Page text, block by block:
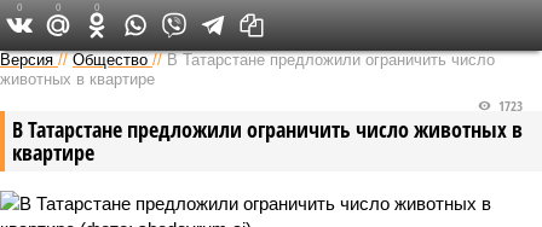
Версия в Татарстане
Версия //Общество //В Татарстане предложили ограничить число
животных в квартире
В Татарстане предложили ограничить число животных в
квартире
1723
0 0 0